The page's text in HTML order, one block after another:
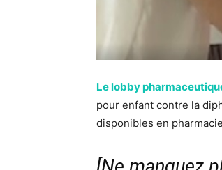
Le lobby
pour enfant contre la
disponibles en